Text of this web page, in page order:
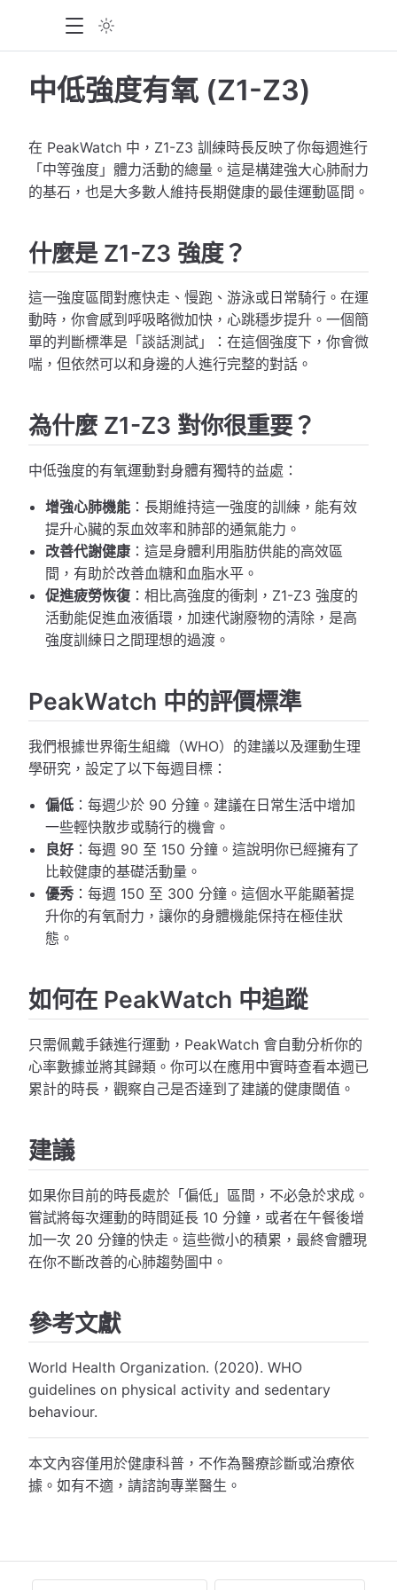
中低強度有氧 (Z1-Z3)
在 PeakWatch 中，Z1-Z3 訓練時長反映了你每週進行
「中等強度」體力活動的總量。這是構建強大心肺耐力
的基石，也是大多數人維持長期健康的最佳運動區間。
什麼是 Z1-Z3 強度？
這一強度區間對應快走、慢跑、游泳或日常騎行。在運
動時，你會感到呼吸略微加快，心跳穩步提升。一個簡
單的判斷標準是「談話測試」：在這個強度下，你會微
喘，但依然可以和身邊的人進行完整的對話。
為什麼 Z1-Z3 對你很重要？
中低強度的有氧運動對身體有獨特的益處：
增強心肺機能 ：長期維持這一強度的訓練，能有效
提升心臟的泵血效率和肺部的通氣能力。
改善代謝健康 ：這是身體利用脂肪供能的高效區
間，有助於改善血糖和血脂水平。
促進疲勞恢復 ：相比高強度的衝刺，Z1-Z3 強度的
活動能促進血液循環，加速代謝廢物的清除，是高
強度訓練日之間理想的過渡。
PeakWatch 中的評價標準
我們根據世界衛生組織（WHO）的建議以及運動生理
學研究，設定了以下每週目標：
偏低 ：每週少於 90 分鐘。建議在日常生活中增加
一些輕快散步或騎行的機會。
良好 ：每週 90 至 150 分鐘。這說明你已經擁有了
比較健康的基礎活動量。
優秀 ：每週 150 至 300 分鐘。這個水平能顯著提
升你的有氧耐力，讓你的身體機能保持在極佳狀
態。
如何在 PeakWatch 中追蹤
只需佩戴手錶進行運動，PeakWatch 會自動分析你的
心率數據並將其歸類。你可以在應用中實時查看本週已
累計的時長，觀察自己是否達到了建議的健康閾值。
建議
如果你目前的時長處於「偏低」區間，不必急於求成。
嘗試將每次運動的時間延長 10 分鐘，或者在午餐後增
加一次 20 分鐘的快走。這些微小的積累，最終會體現
在你不斷改善的心肺趨勢圖中。
參考文獻
World Health Organization. (2020). WHO
guidelines on physical activity and sedentary
behaviour.
本文內容僅用於健康科普，不作為醫療診斷或治療依
據。如有不適，請諮詢專業醫生。